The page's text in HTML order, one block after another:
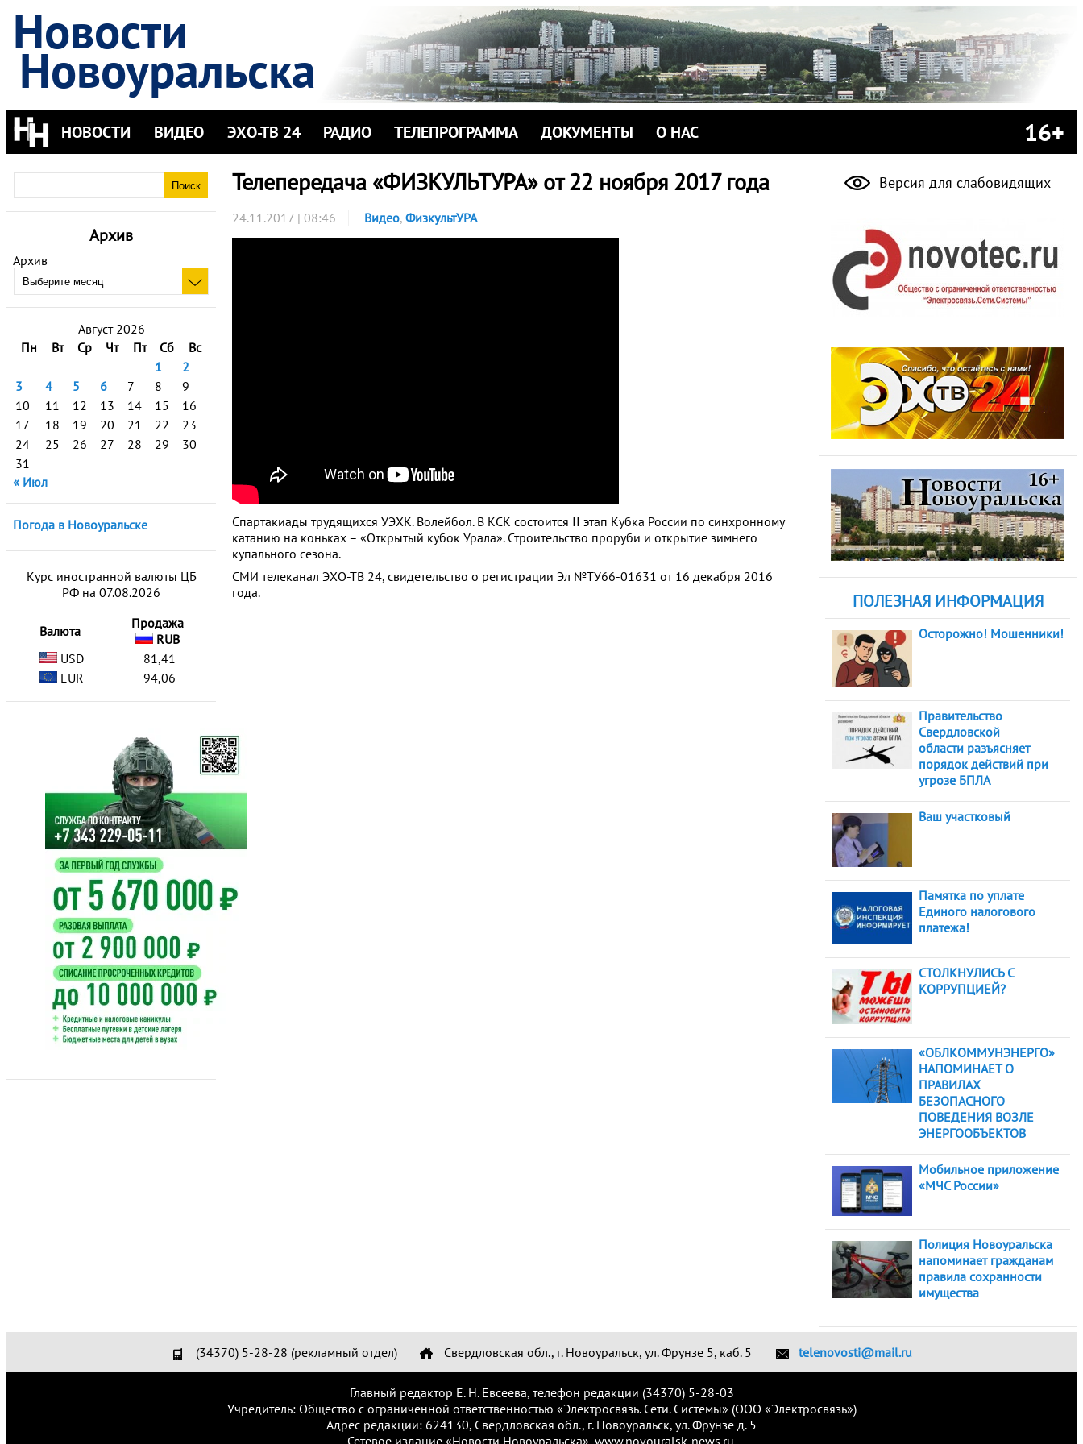
Новости
Новоуральска
НОВОСТИ ВИДЕО ЭХО-ТВ 24 РАДИО ТЕЛЕПРОГРАММА ДОКУМЕНТЫ О НАС 16+
Архив
Архив
Август 2026
Пн
Вт Ср Чт Пт Сб
Вс
1
2
3
4 5 6 7 8
9
10
11 12 13 14 15
16
17
18 19 20 21 22
23
24
25 26 27 28 29
30
31
« Июл
Погода в Новоуральске
Курс иностранной валюты ЦБ
РФ на 07.08.2026
Валюта
Продажа
RUB
USD
81,41
EUR
94,06
Телепередача «ФИЗКУЛЬТУРА» от 22 ноября 2017 года
24.11.2017 | 08:46 Видео, ФизкультУРА
Спартакиады трудящихся УЭХК. Волейбол. В КСК состоится II этап Кубка России по синхронному
катанию на коньках – «Открытый кубок Урала». Строительство проруби и открытие зимнего
купального сезона.
СМИ телеканал ЭХО-ТВ 24, свидетельство о регистрации Эл №ТУ66-01631 от 16 декабря 2016
года.
Версия для слабовидящих
ПОЛЕЗНАЯ ИНФОРМАЦИЯ
Осторожно! Мошенники!
Правительство
Свердловской
области разъясняет
порядок действий при
угрозе БПЛА
Ваш участковый
Памятка по уплате
Единого налогового
платежа!
СТОЛКНУЛИСЬ С
КОРРУПЦИЕЙ?
«ОБЛКОММУНЭНЕРГО»
НАПОМИНАЕТ О
ПРАВИЛАХ
БЕЗОПАСНОГО
ПОВЕДЕНИЯ ВОЗЛЕ
ЭНЕРГООБЪЕКТОВ
Мобильное приложение
«МЧС России»
Полиция Новоуральска
напоминает гражданам
правила сохранности
имущества
(34370) 5-28-28 (рекламный отдел) Свердловская обл., г. Новоуральск, ул. Фрунзе 5, каб. 5 telenovosti@mail.ru
Главный редактор Е. Н. Евсеева, телефон редакции (34370) 5-28-03
Учредитель: Общество с ограниченной ответственностью «Электросвязь. Сети. Системы» (ООО «Электросвязь»)
Адрес редакции: 624130, Свердловская обл., г. Новоуральск, ул. Фрунзе д. 5